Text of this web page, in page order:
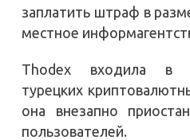
заплатить штраф в
местное
Thodex входила в
турецких
она внезапно
пользователей.